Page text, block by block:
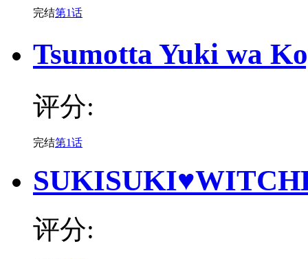
完结第1话
Tsumotta Yuki wa
评分:
完结第1话
评分: